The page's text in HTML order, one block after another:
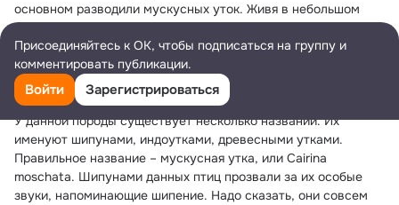
основном разводили мускусных уток. Живя в небольшом
доме несколько лет всегда держали 10-15 уток. Пару лет
вместе с ними жили и обычные деревенские куры. Хочу
подробнее рассказать про содержание уток, надеюсь кому –
то будут полезен мой опыт.
МУСКУСНЫЕ УТКИ – ЧТО ЗА ПТИЦА?
У данной породы существует несколько названий. Их
именуют шипунами, индоутками, древесными утками.
Правильное название – мускусная утка, или Cairina
moschata. Шипунами данных птиц прозвали за их особые
звуки, напоминающие шипение. Надо сказать, они совсем
Присоединяйтесь к ОК, чтобы подписаться на группу и
комментировать публикации.
Войти Зарегистрироваться